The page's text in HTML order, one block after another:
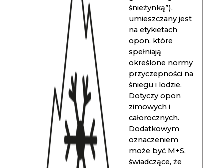
śnieżynką”),
umieszczany jest
na etykietach
opon, które
spełniają
określone normy
przyczepności na
śniegu i lodzie.
Dotyczy opon
zimowych i
całorocznych.
Dodatkowym
oznaczeniem
może być M+S,
świadczące, że